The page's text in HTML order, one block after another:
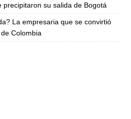
precipitaron su salida de Bogotá
La empresaria que se convirtió
Colombia